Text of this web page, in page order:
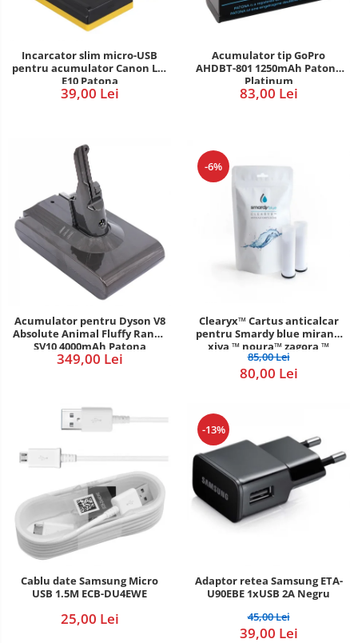
Incarcator slim micro-USB
pentru acumulator Canon LP-
E10 Patona
39,00 Lei
Acumulator tip GoPro
AHDBT-801 1250mAh Patona
Platinum
83,00 Lei
Acumulator pentru Dyson V8
Absolute Animal Fluffy Range
SV10 4000mAh Patona
Premium
349,00 Lei
-6%
Clearyx™ Cartus anticalcar
pentru Smardy blue miran™
xiva ™ noura™ zagora ™
85,00 Lei
80,00 Lei
Cablu date Samsung Micro
USB 1.5M ECB-DU4EWE
25,00 Lei
-13%
Adaptor retea Samsung ETA-
U90EBE 1xUSB 2A Negru
45,00 Lei
39,00 Lei